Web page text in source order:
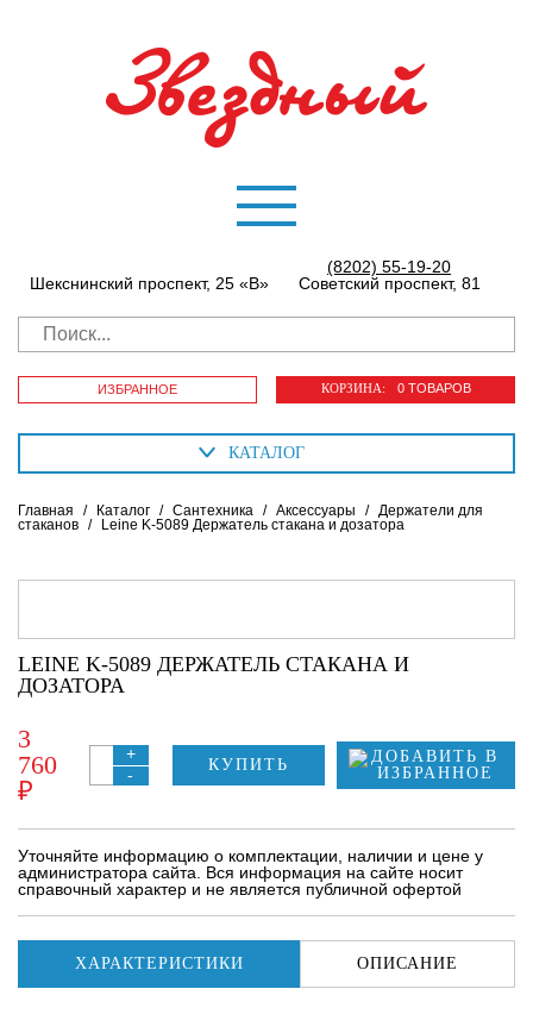
Шекснинский проспект, 25 «В»
(8202) 55-19-20
Советский проспект, 81
ИЗБРАННОЕ КОРЗИНА: 0 ТОВАРОВ
КАТАЛОГ
Главная / Каталог / Сантехника / Аксессуары / Держатели для
стаканов / Leine K-5089 Держатель стакана и дозатора
LEINE K-5089 ДЕРЖАТЕЛЬ СТАКАНА И
ДОЗАТОРА
3
760
₽
+
-
КУПИТЬ
Уточняйте информацию о комплектации, наличии и цене у
администратора сайта. Вся информация на сайте носит
справочный характер и не является публичной офертой
ХАРАКТЕРИСТИКИ ОПИСАНИЕ